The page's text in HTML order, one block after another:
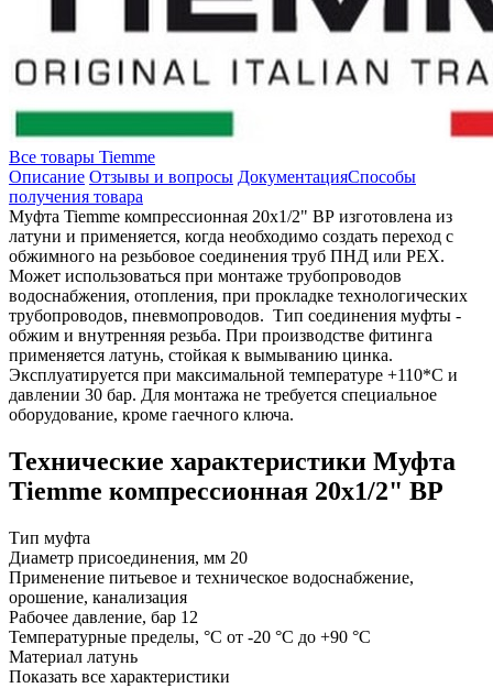
Все товары Tiemme
Описание Отзывы и вопросы ДокументацияСпособы
получения товара
Муфта Tiemme компрессионная 20x1/2" ВР изготовлена из
латуни и применяется, когда необходимо создать переход с
обжимного на резьбовое соединения труб ПНД или PEX.
Может использоваться при монтаже трубопроводов
водоснабжения, отопления, при прокладке технологических
трубопроводов, пневмопроводов. Тип соединения муфты -
обжим и внутренняя резьба. При производстве фитинга
применяется латунь, стойкая к вымыванию цинка.
Эксплуатируется при максимальной температуре +110*С и
давлении 30 бар. Для монтажа не требуется специальное
оборудование, кроме гаечного ключа.
Технические характеристики Муфта
Tiemme компрессионная 20x1/2" ВР
Тип муфта
Диаметр присоединения, мм 20
Применение питьевое и техническое водоснабжение,
орошение, канализация
Рабочее давление, бар 12
Температурные пределы, °C от -20 °C до +90 °C
Материал латунь
Показать все характеристики